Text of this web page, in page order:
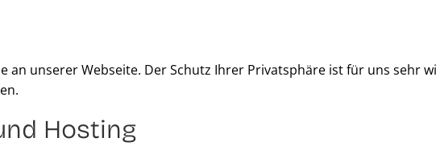
an unserer Webseite. Der Schutz Ihrer Privatsphäre ist für uns sehr
Hosting